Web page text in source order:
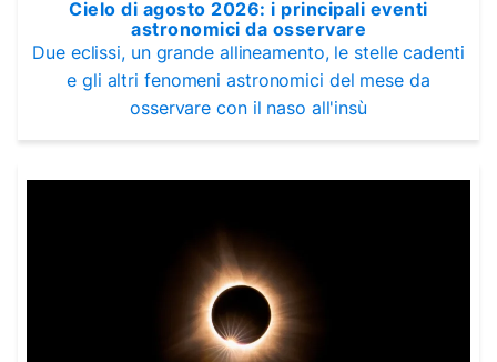
Cielo di agosto 2026: i principali eventi
astronomici da osservare
Due eclissi, un grande allineamento, le stelle cadenti
e gli altri fenomeni astronomici del mese da
osservare con il naso all'insù